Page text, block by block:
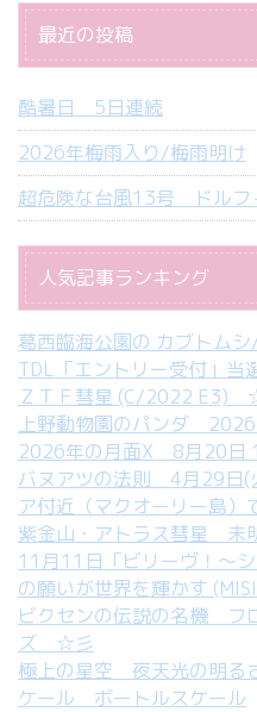
最近の投稿
酷暑日 5日連続
2026年梅雨入り/梅雨明け
超危険な台風13号 ドルフ
人気記事ランキング
葛西臨海公園の カブトム
TDL「エントリー受付」当
ＺＴＦ彗星 (C/2022 E3)
上野動物園のパンダ
2026年の月面X 8月20日
バヌアツの法則 4月29日(
ア付近（マクオーリー島
紫金山・アトラス彗星 未
11月11日「ビリーヴ！～
の願いが世界を輝かす
ビクセンの伝説の名機 フ
ズ ☆彡
極上の星空 夜天光の明る
ケール ボートルスケール